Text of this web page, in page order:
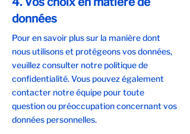
données
Pour en savoir plus sur la manière dont
nous utilisons et protégeons vos données,
veuillez consulter notre politique de
confidentialité. Vous pouvez également
contacter notre équipe pour toute
question ou préoccupation concernant vos
données personnelles.